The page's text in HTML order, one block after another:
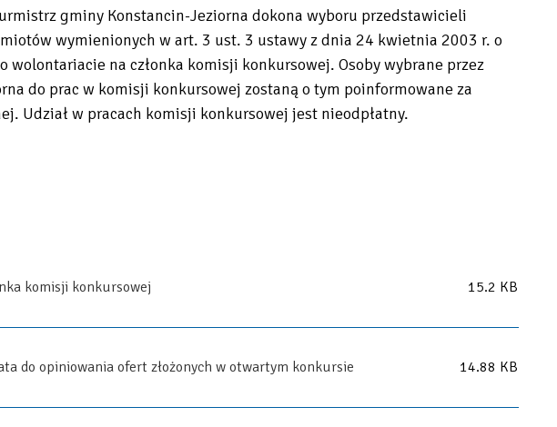
gminy Konstancin-Jeziorna dokona wyboru przedstawicieli
wymienionych w art. 3 ust. 3 ustawy z dnia 24 kwietnia 2003 r. o
wolontariacie na członka komisji konkursowej. Osoby wybrane przez
do prac w komisji konkursowej zostaną o tym poinformowane za
Udział w pracach komisji konkursowej jest nieodpłatny.
komisji konkursowej 15.2 KB
do opiniowania ofert złożonych w otwartym konkursie 14.88 KB